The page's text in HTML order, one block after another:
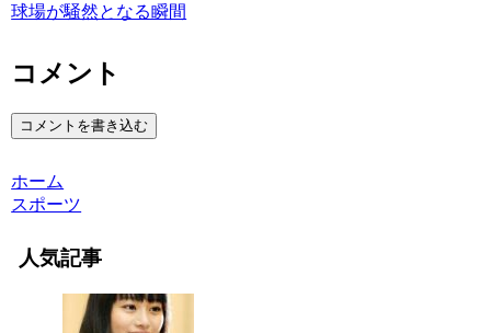
球場が騒然となる瞬間
コメント
コメントを書き込む
ホーム
スポーツ
人気記事